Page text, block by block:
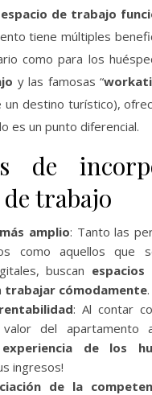
espacio de trabajo
tiene múltiples
como para los
y las famosas “
destino turístico),
es un punto diferencial.
de
trabajo
amplio: Tanto las
como aquellos que
buscan espacios
trabajar cómodamente.
: Al contar
del apartamento
experiencia de los
ingresos!
de la